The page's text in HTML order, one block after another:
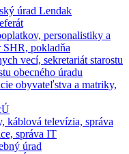
úrad Lendak
personalistiky a
SHR, pokladňa
vecí, sekretariát starostu
obecného úradu
obyvateľstva a matriky,
káblová televízia, správa
správa IT
úrad